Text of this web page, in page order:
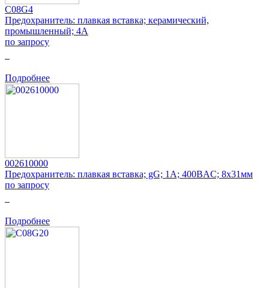
C08G4
Предохранитель: плавкая вставка; керамический,
промышленный; 4А
по запросу
Подробнее
002610000
Предохранитель: плавкая вставка; gG; 1А; 400ВAC; 8x31мм
по запросу
Подробнее